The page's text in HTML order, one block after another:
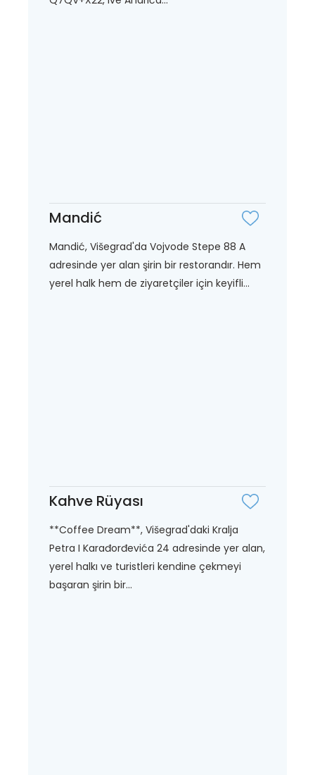
Mandić
Mandić, Višegrad'da Vojvode Stepe 88 A
adresinde yer alan şirin bir restorandır. Hem
yerel halk hem de ziyaretçiler için keyifli...
Kahve Rüyası
**Coffee Dream**, Višegrad'daki Kralja
Petra I Karađorđevića 24 adresinde yer alan,
yerel halkı ve turistleri kendine çekmeyi
başaran şirin bir...